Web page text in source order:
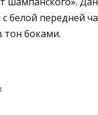
с белой передней
боками.